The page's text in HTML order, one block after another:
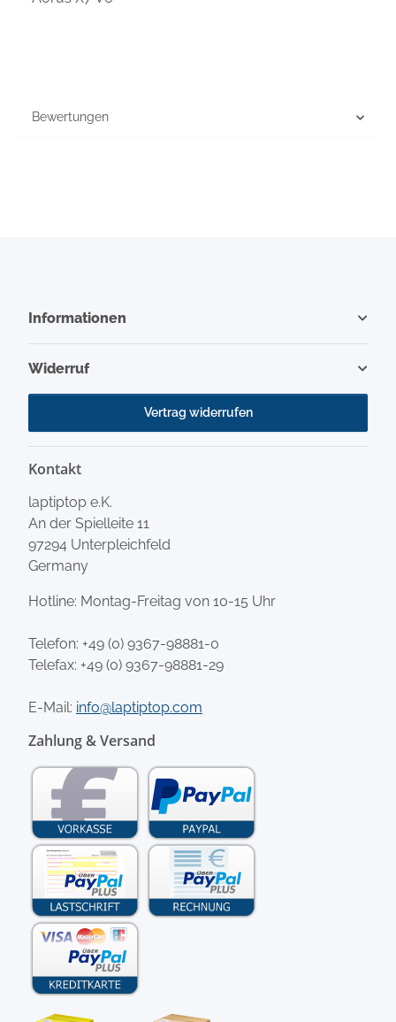
Bewertungen
Informationen
Widerruf
Vertrag widerrufen
Kontakt
laptiptop e.K.
An der Spielleite 11
97294 Unterpleichfeld
Germany
Hotline: Montag-Freitag von 10-15 Uhr
Telefon: +49 (0) 9367-98881-0
Telefax: +49 (0) 9367-98881-29
E-Mail: info@laptiptop.com
Zahlung & Versand